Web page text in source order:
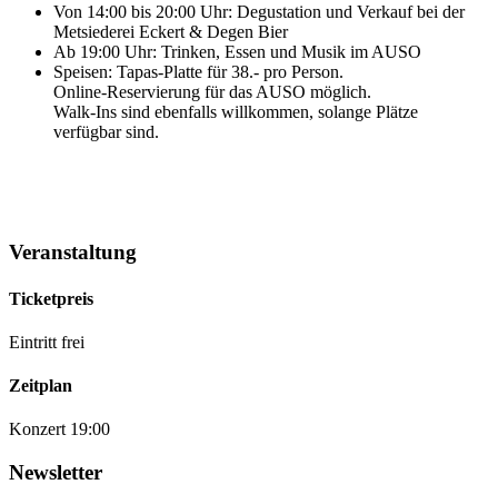
Von 14:00 bis 20:00 Uhr: Degustation und Verkauf bei der
Metsiederei Eckert & Degen Bier
Ab 19:00 Uhr: Trinken, Essen und Musik im AUSO
Speisen: Tapas-Platte für 38.- pro Person.
Online-Reservierung für das AUSO möglich.
Walk-Ins sind ebenfalls willkommen, solange Plätze
verfügbar sind.
Veranstaltung
Ticketpreis
Eintritt frei
Zeitplan
Konzert 19:00
Newsletter